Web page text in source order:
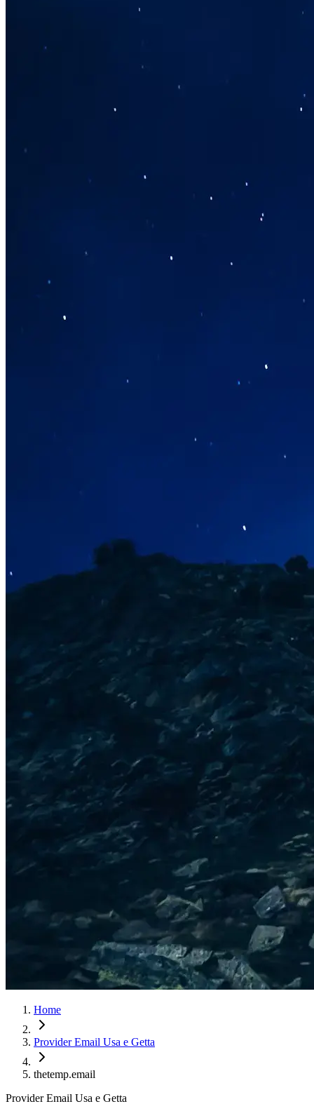
Home
Provider Email Usa e Getta
thetemp.email
Provider Email Usa e Getta